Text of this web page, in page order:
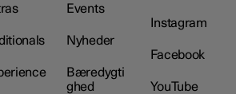
Events
Nyheder
Bæredygti
ghed
Instagram
Facebook
YouTube